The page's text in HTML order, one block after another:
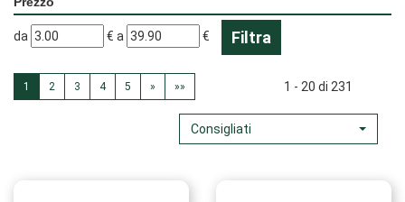
filtra
da €
filtra
a €
1 2 3 4 5 » »» 1 - 20 di 231
Consigliati